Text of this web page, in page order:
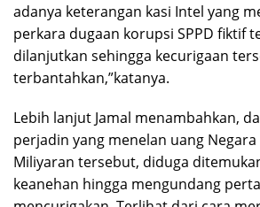
adanya keterangan kasi Intel yang
perkara dugaan korupsi SPPD fiktif
dilanjutkan sehingga kecurigaan
terbantahkan,”katanya.
Lebih lanjut Jamal menambahkan,
perjadin yang menelan uang Negara
Miliyaran tersebut, diduga
keanehan hingga mengundang